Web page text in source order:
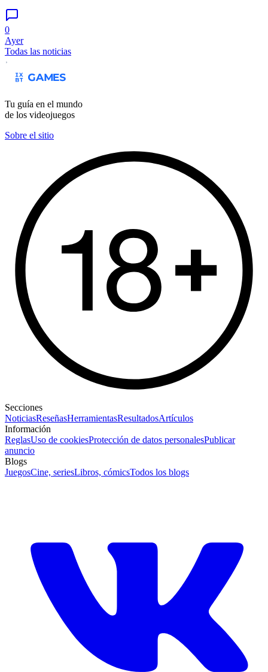
0
Ayer
Todas las noticias
Tu guía en el mundo
de los videojuegos
Sobre el sitio
Secciones
NoticiasReseñasHerramientasResultadosArtículos
Información
ReglasUso de cookiesProtección de datos personalesPublicar
anuncio
Blogs
JuegosCine, seriesLibros, cómicsTodos los blogs